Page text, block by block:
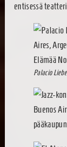
entisessä
Palacio